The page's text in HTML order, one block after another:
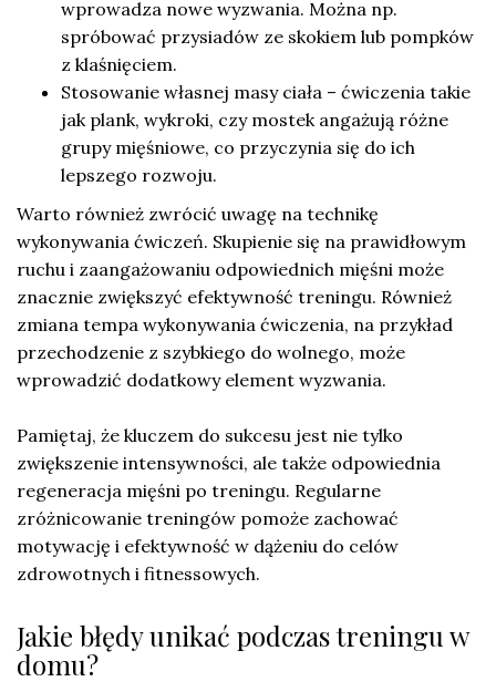
wprowadza nowe wyzwania. Można np.
spróbować przysiadów ze skokiem lub pompków
z klaśnięciem.
Stosowanie własnej masy ciała – ćwiczenia takie
jak plank, wykroki, czy mostek angażują różne
grupy mięśniowe, co przyczynia się do ich
lepszego rozwoju.
Warto również zwrócić uwagę na technikę
wykonywania ćwiczeń. Skupienie się na prawidłowym
ruchu i zaangażowaniu odpowiednich mięśni może
znacznie zwiększyć efektywność treningu. Również
zmiana tempa wykonywania ćwiczenia, na przykład
przechodzenie z szybkiego do wolnego, może
wprowadzić dodatkowy element wyzwania.
Pamiętaj, że kluczem do sukcesu jest nie tylko
zwiększenie intensywności, ale także odpowiednia
regeneracja mięśni po treningu. Regularne
zróżnicowanie treningów pomoże zachować
motywację i efektywność w dążeniu do celów
zdrowotnych i fitnessowych.
Jakie błędy unikać podczas treningu w
domu?